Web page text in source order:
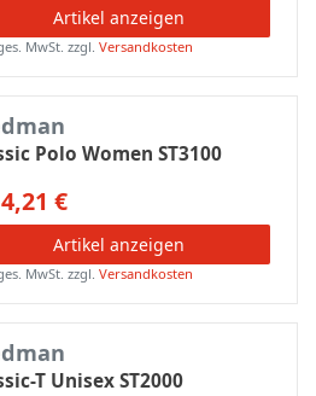
Artikel anzeigen
MwSt. zzgl.Versandkosten
Polo Women ST3100
€
Artikel anzeigen
MwSt. zzgl.Versandkosten
T Unisex ST2000